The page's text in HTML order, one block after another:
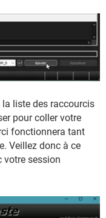
liste des raccourcis
pour coller votre
fonctionnera tant
Veillez donc à ce
votre session